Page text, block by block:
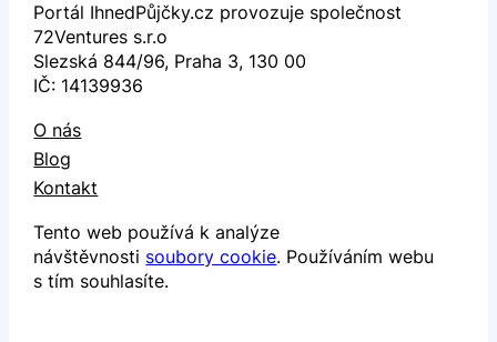
Portál IhnedPůjčky.cz provozuje společnost
72Ventures s.r.o
Slezská 844/96, Praha 3, 130 00
IČ: 14139936
O nás
Blog
Kontakt
Tento web používá k analýze
návštěvnosti soubory cookie. Používáním webu
s tím souhlasíte.